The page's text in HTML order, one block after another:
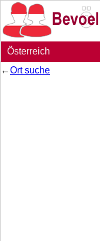
Österreich
←Ort suche